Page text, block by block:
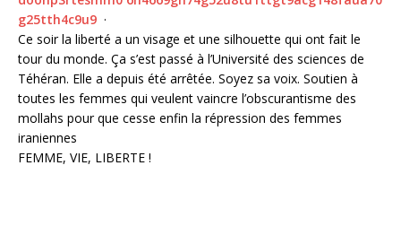
g25tth4c9u9 ·
Ce soir la liberté a un visage et une silhouette qui ont fait le
tour du monde. Ça s’est passé à l’Université des sciences de
Téhéran. Elle a depuis été arrêtée. Soyez sa voix. Soutien à
toutes les femmes qui veulent vaincre l’obscurantisme des
mollahs pour que cesse enfin la répression des femmes
iraniennes
FEMME, VIE, LIBERTE !